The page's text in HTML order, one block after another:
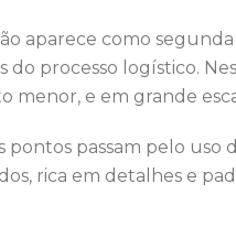
aparece como
do processo logístico.
menor, e em grande
pontos passam pelo
rica em detalhes e